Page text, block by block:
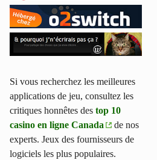
Si vous recherchez les meilleures
applications de jeu, consultez les
critiques honnêtes destop 10
casino en ligne Canada
de nos
experts. Jeux des fournisseurs de
logiciels les plus populaires.